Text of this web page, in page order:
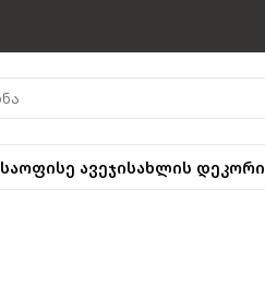
საოფისე ავეჯისახლის დეკორი